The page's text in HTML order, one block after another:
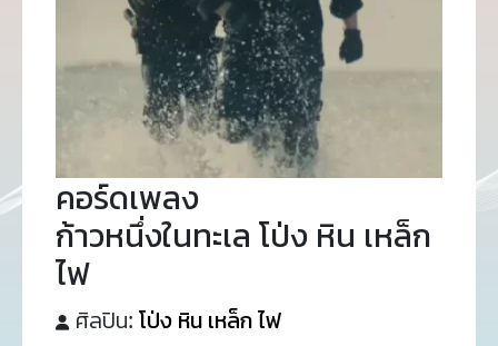
คอร์ดเพลง
ก้าวหนึ่งในทะเล โป่ง หิน เหล็ก
ไฟ
ศิลปิน: โป่ง หิน เหล็ก ไฟ